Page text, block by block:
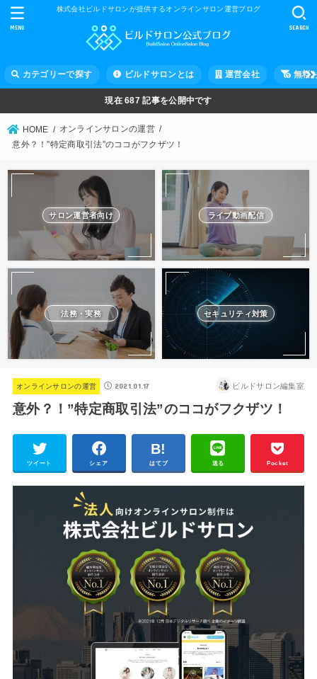
株式会社ビルドサロンが提供するオンラインサロン運営ブログ
カテゴリーで探す ビルドサロンとは 運営会社 無料
SEARCH
MENU
現在687 記事を公開中です
HOME
オンラインサロンの運営
意外？！"特定商取引法"のココがフクザツ！
サロン運営者向け ライブ動画配信
法務・実務 セキュリティ対策
オンラインサロンの運営 2021.01.17 ビルドサロン編集室
意外？！”特定商取引法”のココがフクザツ！
ツイート シェア はてブ 送る Pocket